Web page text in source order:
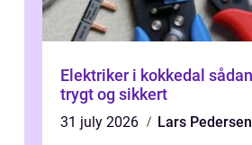
Elektriker i kokkedal sådan vælger du
trygt og sikkert
31 july 2026
Lars Pedersen